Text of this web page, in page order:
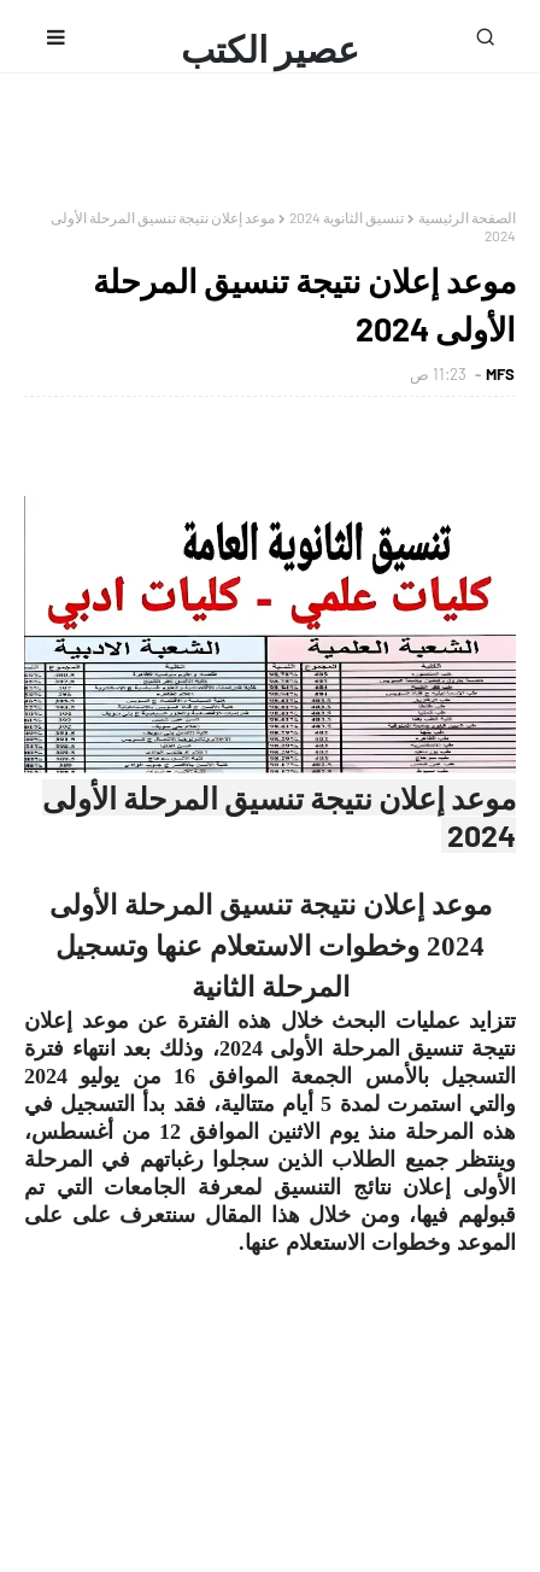
عصير الكتب
الصفحة الرئيسية تنسيق الثانوية 2024
موعد إعلان نتيجة تنسيق المرحلة الأولى
2024
موعد إعلان نتيجة تنسيق المرحلة
الأولى 2024
MFS 11:23 ص
موعد إعلان نتيجة تنسيق المرحلة الأولى
2024
موعد إعلان نتيجة تنسيق المرحلة الأولى
2024 وخطوات الاستعلام عنها وتسجيل
المرحلة الثانية
تتزايد عمليات البحث خلال هذه الفترة عن موعد إعلان
نتيجة تنسيق المرحلة الأولى 2024، وذلك بعد انتهاء فترة
التسجيل بالأمس الجمعة الموافق 16 من يوليو 2024
والتي استمرت لمدة 5 أيام متتالية، فقد بدأ التسجيل في
هذه المرحلة منذ يوم الاثنين الموافق 12 من أغسطس،
وينتظر جميع الطلاب الذين سجلوا رغباتهم في المرحلة
الأولى إعلان نتائج التنسيق لمعرفة الجامعات التي تم
قبولهم فيها، ومن خلال هذا المقال سنتعرف على على
الموعد وخطوات الاستعلام عنها.